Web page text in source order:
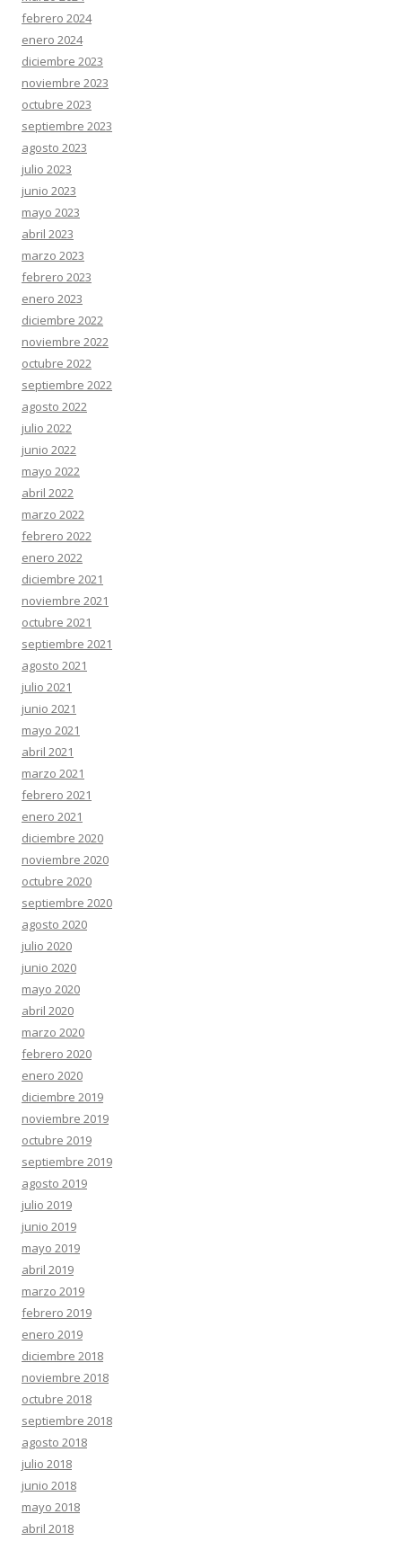
febrero 2024
enero 2024
diciembre 2023
noviembre 2023
octubre 2023
septiembre 2023
agosto 2023
julio 2023
junio 2023
mayo 2023
abril 2023
marzo 2023
febrero 2023
enero 2023
diciembre 2022
noviembre 2022
octubre 2022
septiembre 2022
agosto 2022
julio 2022
junio 2022
mayo 2022
abril 2022
marzo 2022
febrero 2022
enero 2022
diciembre 2021
noviembre 2021
octubre 2021
septiembre 2021
agosto 2021
julio 2021
junio 2021
mayo 2021
abril 2021
marzo 2021
febrero 2021
enero 2021
diciembre 2020
noviembre 2020
octubre 2020
septiembre 2020
agosto 2020
julio 2020
junio 2020
mayo 2020
abril 2020
marzo 2020
febrero 2020
enero 2020
diciembre 2019
noviembre 2019
octubre 2019
septiembre 2019
agosto 2019
julio 2019
junio 2019
mayo 2019
abril 2019
marzo 2019
febrero 2019
enero 2019
diciembre 2018
noviembre 2018
octubre 2018
septiembre 2018
agosto 2018
julio 2018
junio 2018
mayo 2018
abril 2018